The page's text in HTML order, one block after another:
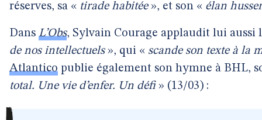
réserves, sa « tirade habitée», et son « élan
Dans L’Obs, Sylvain Courage applaudit lui aussi
de nos intellectuels», qui « scande son texte à la
Atlantico publie également son hymne à BHL,
total. Une vie d’enfer. Un défi » (13/03) :